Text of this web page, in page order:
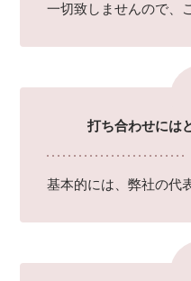
一切致しませんので、
打ち合わせには
基本的には、弊社の代